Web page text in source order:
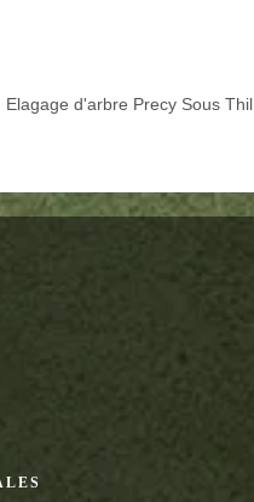
Elagage d'arbre Precy Sous Thil